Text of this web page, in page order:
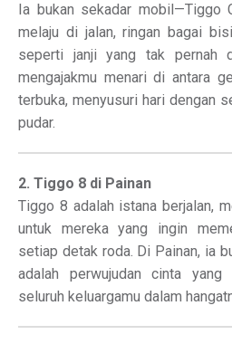
Ia bukan sekadar mobil—Tiggo
melaju di jalan, ringan bagai
seperti janji yang tak pernah
mengajakmu menari di antara
terbuka, menyusuri hari dengan
pudar.
2. Tiggo 8 di Painan
Tiggo 8 adalah istana berjalan,
untuk mereka yang ingin
setiap detak roda. Di Painan, ia
adalah perwujudan cinta
seluruh keluargamu dalam